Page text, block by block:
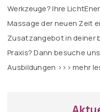
Werkzeuge? Ihre
Massage der neuen Zeit
Zusatzangebot in deiner
Praxis? Dann besuche
Ausbildungen >>> mehr